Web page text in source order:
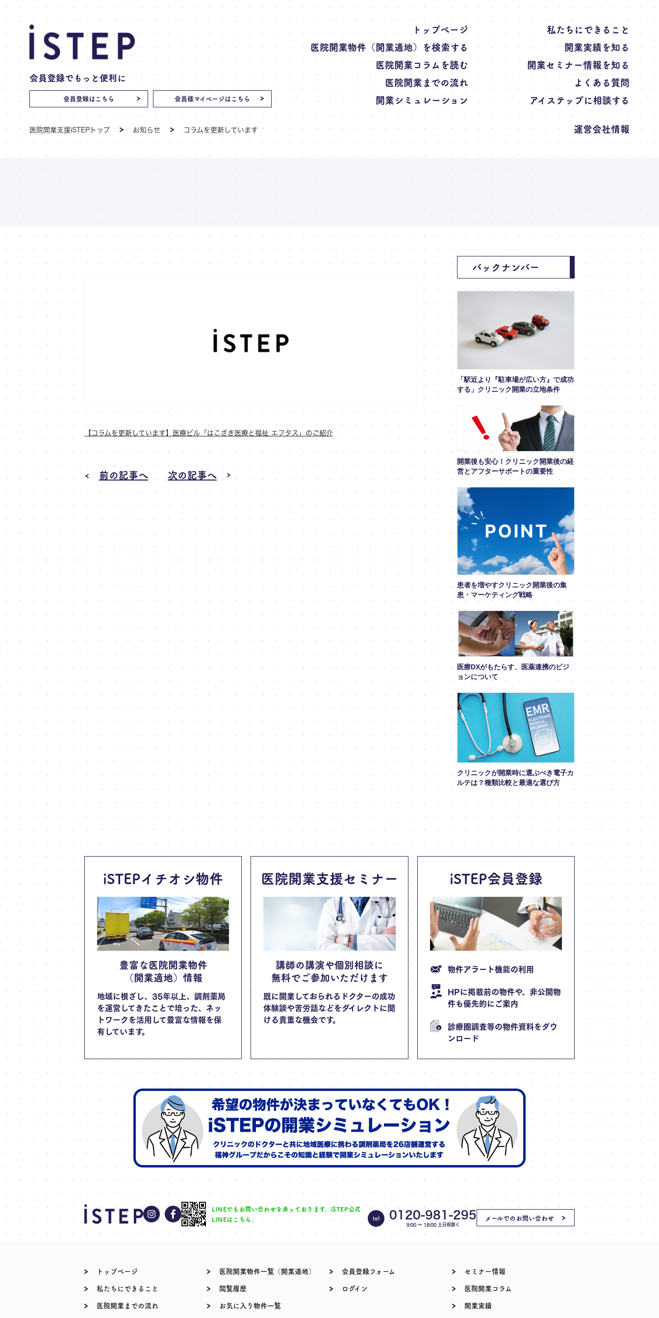
会員登録でもっと便利に
会員登録はこちら 会員様マイページはこちら
医院開業支援iSTEPトップ お知らせ コラムを更新しています
トップページ
医院開業物件（開業適地）を検索する
医院開業コラムを読む
医院開業までの流れ
開業シミュレーション
私たちにできること
開業実績を知る
開業セミナー情報を知る
よくある質問
アイステップに相談する
運営会社情報
【コラムを更新しています】医療ビル「はこざき医療と福祉 エフタス」のご紹介
前の記事へ 次の記事へ
バックナンバー
「駅近より『駐車場が広い方』で成功
する」クリニック開業の立地条件
開業後も安心！クリニック開業後の経
営とアフターサポートの重要性
患者を増やすクリニック開業後の集
患・マーケティング戦略
医療DXがもたらす、医薬連携のビジ
ョンについて
クリニックが開業時に選ぶべき電子カ
ルテは？種類比較と最適な選び方
iSTEPイチオシ物件
豊富な医院開業物件
（開業適地）情報
地域に根ざし、35年以上、調剤薬局
を運営してきたことで培った、ネッ
トワークを活用して豊富な情報を保
有しています。
医院開業支援セミナー
講師の講演や個別相談に
無料でご参加いただけます
既に開業しておられるドクターの成功
体験談や苦労話などをダイレクトに聞
ける貴重な機会です。
iSTEP会員登録
物件アラート機能の利用
HPに掲載前の物件や、非公開物
件も優先的にご案内
診療圏調査等の物件資料をダウ
ンロード
LINEでもお問い合わせを承って おります。iSTEP公式
LINEはこちら。
0120-981-295
9:00 〜 18:00 土日祝除く
メールでのお問い合わせ
トップページ
私たちにできること
医院開業までの流れ
医院開業物件一覧（開業適地）
閲覧履歴
お気に入り物件一覧
会員登録フォーム
ログイン
セミナー情報
医院開業コラム
開業実績